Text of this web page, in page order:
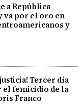
a República
va por el oro en
y
Tercer día
femicidio de la
Franco